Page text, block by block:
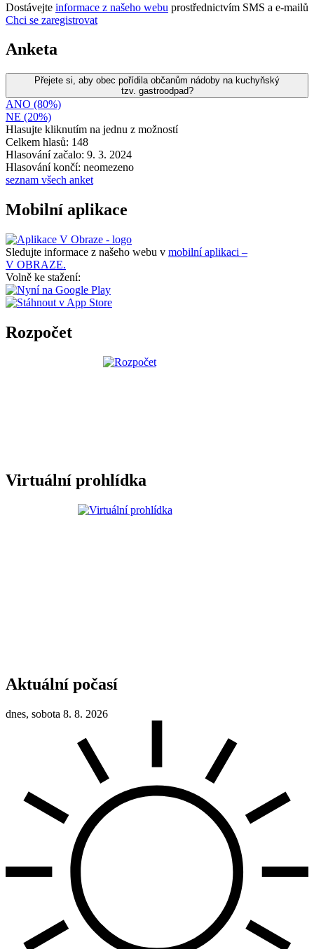
Dostávejte informace z našeho webu prostřednictvím SMS a e-mailů
Chci se zaregistrovat
Anketa
Přejete si, aby obec pořídila občanům nádoby na kuchyňský
tzv. gastroodpad?
ANO (80%)
NE (20%)
Hlasujte kliknutím na jednu z možností
Celkem hlasů: 148
Hlasování začalo: 9. 3. 2024
Hlasování končí: neomezeno
seznam všech anket
Mobilní aplikace
Sledujte informace z našeho webu v mobilní aplikaci –
V OBRAZE.
Volně ke stažení:
Rozpočet
Virtuální prohlídka
Aktuální počasí
dnes, sobota 8. 8. 2026